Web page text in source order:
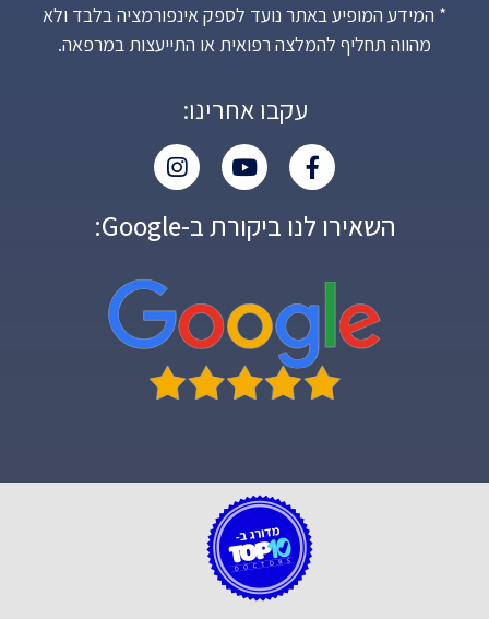
* המידע המופיע באתר נועד לספק אינפורמציה בלבד ולא
מהווה תחליף להמלצה רפואית או התייעצות במרפאה.
עקבו אחרינו:
השאירו לנו ביקורת ב-Google: